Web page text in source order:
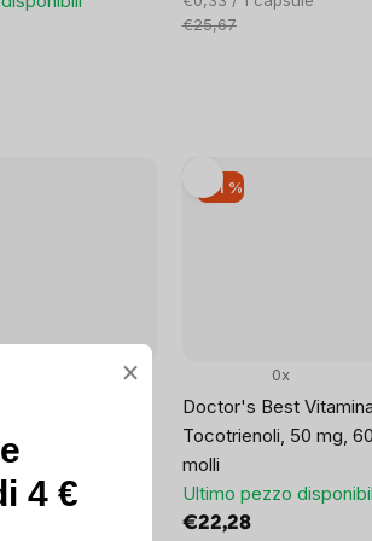
unitario:
€25,67
softgel
–21 %
Doctor's Best
Tocotrienoli, 50 mg,
molli
0x
Ultimo pezzo
€22,28
×
4 €